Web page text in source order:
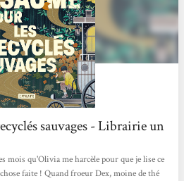
sauvages - Librairie un
mois qu'Olivia me harcèle pour que je lise ce
faite ! Quand froeur Dex, moine de thé